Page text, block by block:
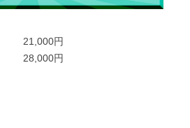
21,000円
28,000円